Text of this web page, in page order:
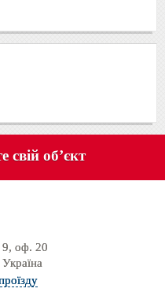
свій об’єкт
9, оф. 20